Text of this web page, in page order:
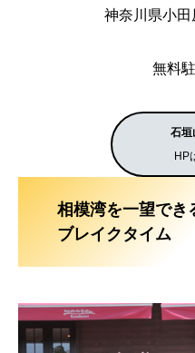
神奈川県小田
無料
石垣
HP
相模湾を一望でき
ブレイクタイム